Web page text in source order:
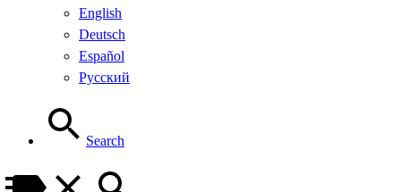
English
Deutsch
Español
Русский
Search